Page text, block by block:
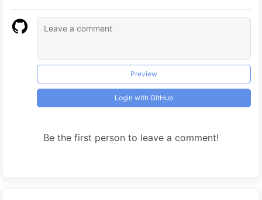
Preview
Login with GitHub
Be the first person to leave a comment!